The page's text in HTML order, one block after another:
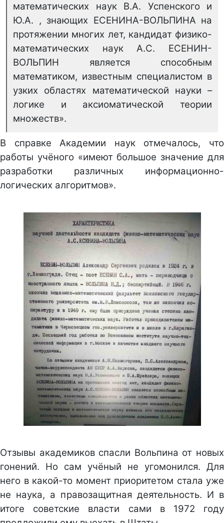
математических наук В.А. Успенского и
Ю.А. , знающих ЕСЕНИНА-ВОЛЬПИНА на
протяжении многих лет, кандидат физико-
математических наук А.С. ЕСЕНИН-
ВОЛЬПИН является способным
математиком, известным специалистом в
узких областях математической науки –
логике и аксиоматической теории
множеств».
В справке Академии наук отмечалось, что
работы учёного «имеют большое значение для
разработки различных информационно-
логических алгоритмов».
Отзывы академиков спасли Вольпина от новых
гонений. Но сам учёный не угомонился. Для
него в какой-то момент приоритетом стала уже
не наука, а правозащитная деятельность. И в
итоге советские власти сами в 1972 году